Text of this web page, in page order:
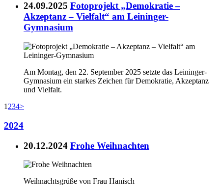
24.09.2025 Fotoprojekt „Demokratie –
Akzeptanz – Vielfalt“ am Leininger-
Gymnasium
Am Montag, den 22. September 2025 setzte das Leininger-
Gymnasium ein starkes Zeichen für Demokratie, Akzeptanz
und Vielfalt.
1 234>
2024
20.12.2024 Frohe Weihnachten
Weihnachtsgrüße von Frau Hanisch